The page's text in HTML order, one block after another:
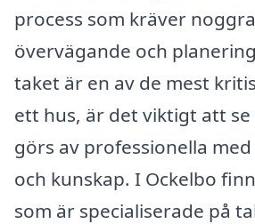
process som kräver
övervägande och
taket är en av de mest
ett hus, är det viktigt att
görs av professionella
och kunskap. I Ockelbo
som är specialiserade på